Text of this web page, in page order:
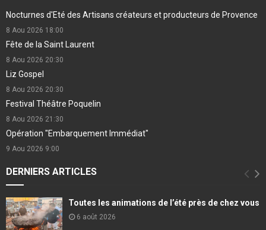
Nocturnes d'Eté des Artisans créateurs et producteurs de Provence
8 Aou 2026 18:00
Fête de la Saint Laurent
8 Aou 2026 20:30
Liz Gospel
8 Aou 2026 20:30
Festival Théâtre Poquelin
8 Aou 2026 21:30
Opération "Embarquement Immédiat"
9 Aou 2026 9:00
DERNIERS ARTICLES
Toutes les animations de l’été près de chez vous
6 août 2026